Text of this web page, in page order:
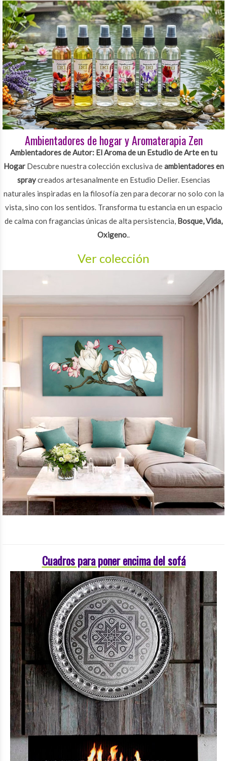
Ambientadores de hogar y Aromaterapia Zen
Ambientadores de Autor: El Aroma de un Estudio de Arte en tu
HogarDescubre nuestra colección exclusiva deambientadores en
spraycreados artesanalmente en Estudio Delier. Esencias
naturales inspiradas en la filosofía zen para decorar no solo con la
vista, sino con los sentidos. Transforma tu estancia en un espacio
de calma con fragancias únicas de alta persistencia, Bosque, Vida,
Oxigeno..
Ver colección
Cuadros para poner encima del sofá